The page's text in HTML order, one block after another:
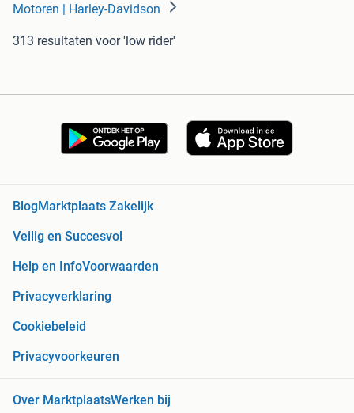
Motoren | Harley-Davidson
313 resultaten voor 'low rider'
BlogMarktplaats Zakelijk
Veilig en Succesvol
Help en InfoVoorwaarden
Privacyverklaring
Cookiebeleid
Privacyvoorkeuren
Over MarktplaatsWerken bij